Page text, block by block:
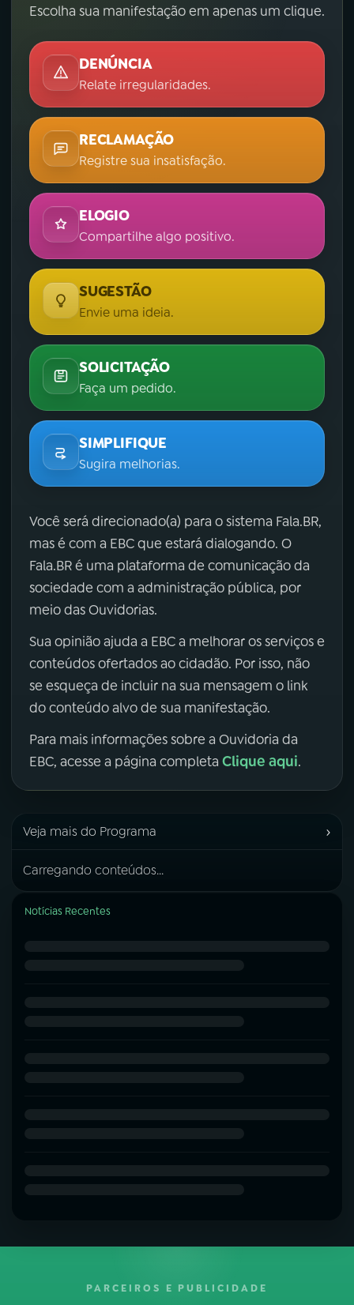
Escolha sua manifestação em apenas um clique.
DENÚNCIA
Relate irregularidades.
RECLAMAÇÃO
Registre sua insatisfação.
ELOGIO
Compartilhe algo positivo.
SUGESTÃO
Envie uma ideia.
SOLICITAÇÃO
Faça um pedido.
SIMPLIFIQUE
Sugira melhorias.
Você será direcionado(a) para o sistema Fala.BR,
mas é com a EBC que estará dialogando. O
Fala.BR é uma plataforma de comunicação da
sociedade com a administração pública, por
meio das Ouvidorias.
Sua opinião ajuda a EBC a melhorar os serviços e
conteúdos ofertados ao cidadão. Por isso, não
se esqueça de incluir na sua mensagem o link
do conteúdo alvo de sua manifestação.
Para mais informações sobre a Ouvidoria da
EBC, acesse a página completa Clique aqui.
Veja mais do Programa ›
Carregando conteúdos...
Notícias Recentes
PARCEIROS E PUBLICIDADE